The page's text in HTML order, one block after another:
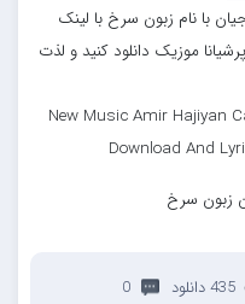
با نام زبون سرخ با لینک
موزیک دانلود کنید و لذت
New Music Amir Hajiyan
Download And
435 دانلود 0